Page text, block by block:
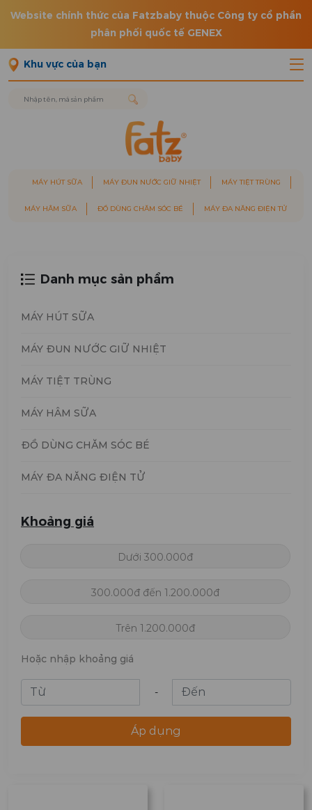
Website chính thức của Fatzbaby thuộc Công ty cổ phần
phân phối quốc tế GENEX
Khu vực của bạn
MÁY HÚT SỮA MÁY ĐUN NƯỚC GIỮ NHIỆT MÁY TIỆT TRÙNG
MÁY HÂM SỮA ĐỒ DÙNG CHĂM SÓC BÉ MÁY ĐA NĂNG ĐIỆN TỬ
Danh mục sản phẩm
MÁY HÚT SỮA
MÁY ĐUN NƯỚC GIỮ NHIỆT
MÁY TIỆT TRÙNG
MÁY HÂM SỮA
ĐỒ DÙNG CHĂM SÓC BÉ
MÁY ĐA NĂNG ĐIỆN TỬ
Khoảng giá
Dưới 300.000đ
300.000đ đến 1.200.000đ
Trên 1.200.000đ
Hoặc nhập khoảng giá
-
Áp dụng